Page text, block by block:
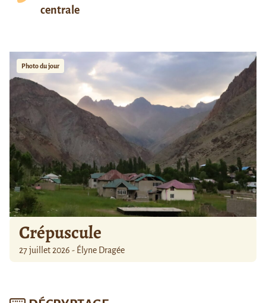
centrale
Photo du jour
Crépuscule
27 juillet 2026 - Élyne Dragée